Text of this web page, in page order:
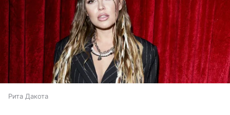
Рита Дакота